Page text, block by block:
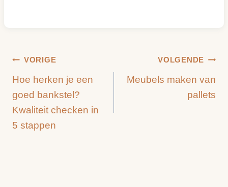
Bericht
navigatie
VORIGE
Hoe herken je een
goed bankstel?
Kwaliteit checken in
5 stappen
VOLGENDE
Meubels maken van
pallets